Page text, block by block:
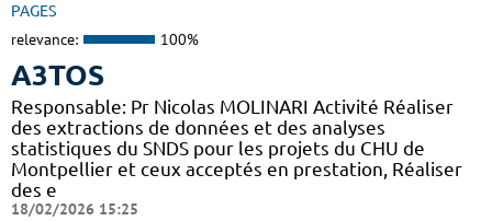
PAGES
relevance: 100%
A3TOS
Responsable: Pr Nicolas MOLINARI Activité Réaliser
des extractions de données et des analyses
statistiques du SNDS pour les projets du CHU de
Montpellier et ceux acceptés en prestation, Réaliser
des e
18/02/2026 15:25